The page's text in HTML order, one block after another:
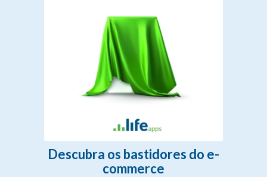
Descubra os bastidores do e-
commerce